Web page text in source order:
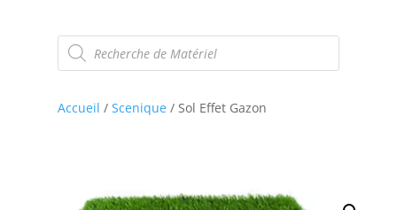
Recherche
de
produits
Accueil / Scenique/ Sol Effet Gazon